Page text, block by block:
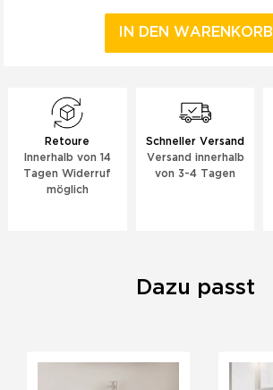
IN DEN WARENKORB
Retoure
Innerhalb von 14
Tagen Widerruf
möglich
Schneller Versand
Versand innerhalb
von 3-4 Tagen
Dazu passt